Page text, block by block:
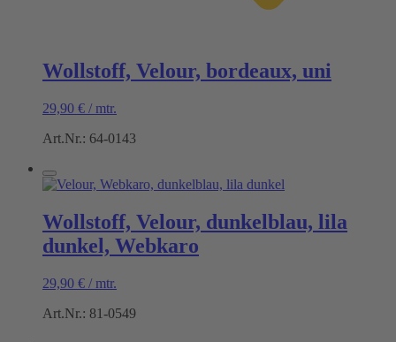
Wollstoff, Velour, bordeaux, uni
29,90 € / mtr.
Art.Nr.: 64-0143
Wollstoff, Velour, dunkelblau, lila
dunkel, Webkaro
29,90 € / mtr.
Art.Nr.: 81-0549